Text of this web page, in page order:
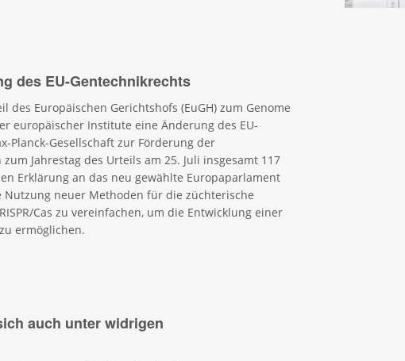
des EU-Gentechnikrechts
Europäischen Gerichtshofs (EuGH) zum Genome
europäischer Institute eine Änderung des EU-
Planck-Gesellschaft zur Förderung der
Jahrestag des Urteils am 25. Juli insgesamt 117
Erklärung an das neu gewählte Europaparlament
Nutzung neuer Methoden für die züchterische
Cas zu vereinfachen, um die Entwicklung einer
ermöglichen.
auch unter widrigen